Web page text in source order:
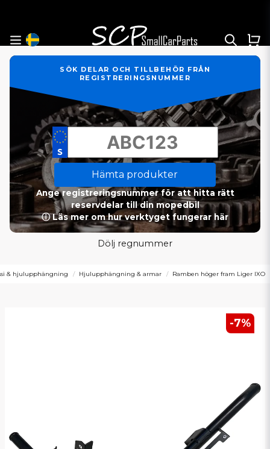
SÖK DELAR OCH TILLBEHÖR FRÅN
REGISTRERINGSNUMMER
Hämta produkter
Ange registreringsnummer för att hitta rätt
reservdelar till din mopedbil
ⓘ Läs mer om hur verktyget fungerar här
Dölj regnummer
& hjulupphängning Hjulupphängning & armar Ramben höger fram Liger IXO
-7%